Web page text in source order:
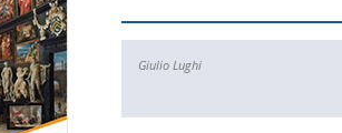
Giulio Lughi